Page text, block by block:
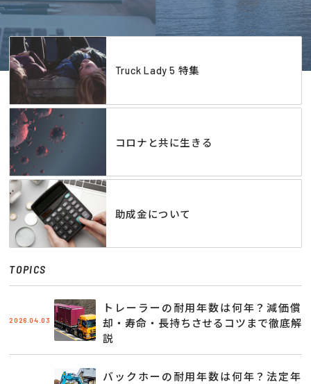
Truck Lady 5 特集
コロナと共に生きる
助成金について
TOPICS
2026.04.03
トレーラーの耐用年数は何年？減価償
却・寿命・長持ちさせるコツまで徹底解
説
バックホーの耐用年数は何年？法定年